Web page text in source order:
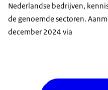
Nederlandse bedrijven,
de genoemde sectoren.
december 2024 via